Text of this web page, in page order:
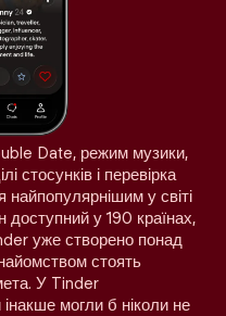
Date, режим музики,
стосунків і перевірка
у світі
доступний у 190 країнах,
уже створено понад
стоять
У Tinder
могли б ніколи не